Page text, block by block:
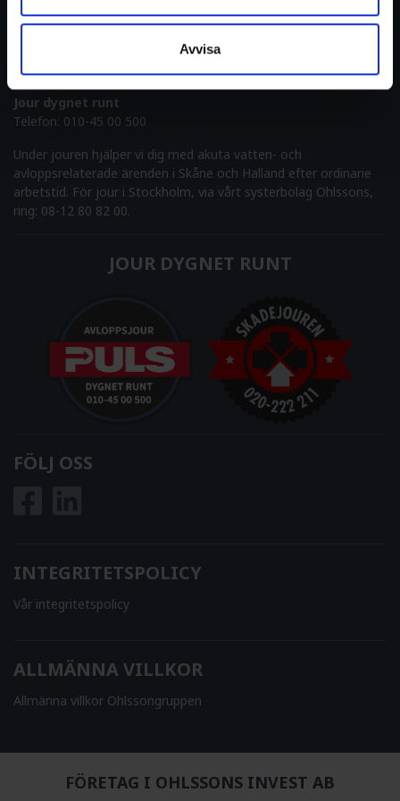
Avvisa
ADRESS
245 33 Staffanstorp
Jour dygnet runt
Telefon: 010-45 00 500
Under jouren hjälper vi dig med akuta vatten- och
avloppsrelaterade ärenden i Skåne och Halland efter ordinarie
arbetstid. För jour i Stockholm, via vårt systerbolag Ohlssons,
ring: 08-12 80 82 00.
JOUR DYGNET RUNT
FÖLJ OSS
INTEGRITETSPOLICY
Vår integritetspolicy
ALLMÄNNA VILLKOR
Allmänna villkor Ohlssongruppen
FÖRETAG I OHLSSONS INVEST AB